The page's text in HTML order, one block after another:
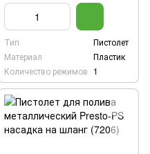
Тип
Пистолет
Материал
Пластик
Количество режимов 1